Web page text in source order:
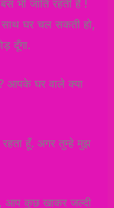
भी जाति रहती है !
घर चल सकती हो,
दूँगा.
आपके घर वाले क्या
हूँ. अगर तुम्हे मुझ
आप कुछ खाकर जल्दी